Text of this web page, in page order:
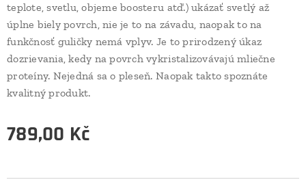
teplote, svetlu, objeme boosteru atď.) ukázať svetlý až
úplne biely povrch, nie je to na závadu, naopak to na
funkčnosť guličky nemá vplyv. Je to prirodzený úkaz
dozrievania, kedy na povrch vykristalizovávajú mliečne
proteíny. Nejedná sa o pleseň. Naopak takto spoznáte
kvalitný produkt.
789,00 Kč